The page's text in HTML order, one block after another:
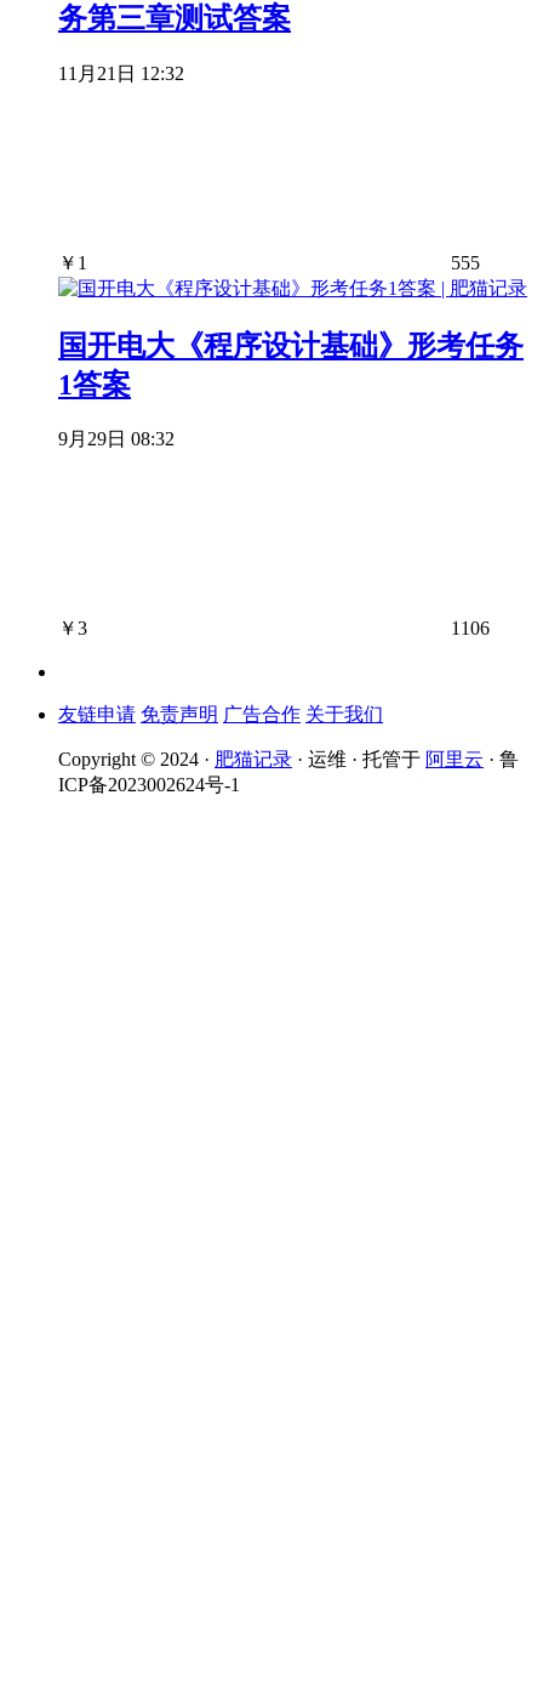
务第三章测试答案
11月21日 12:32
￥ 1 555
国开电大《程序设计基础》形考任务
1答案
9月29日 08:32
￥3 1106
友链申请 免责声明 广告合作 关于我们
Copyright © 2024 · 肥猫记录 · 运维 · 托管于 阿里云 · 鲁
ICP备2023002624号-1